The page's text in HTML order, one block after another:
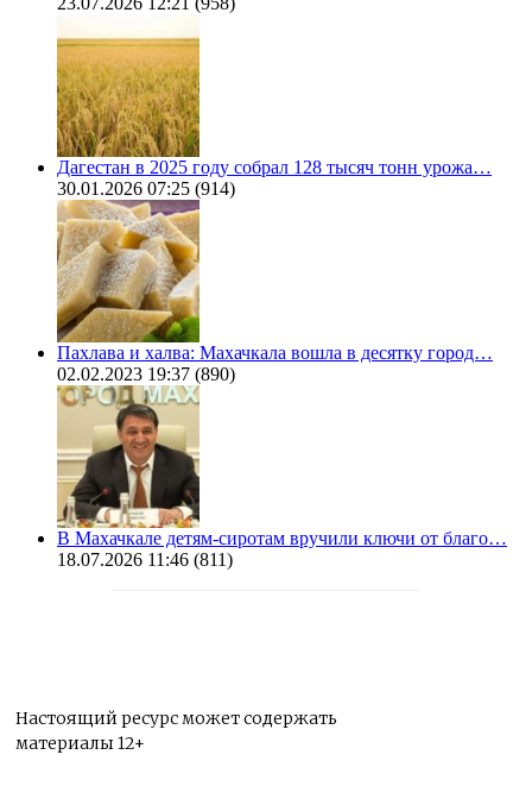
Дагестан в 2025 году собрал 128 тысяч тонн урожа…
30.01.2026 07:25 (914)
Пахлава и халва: Махачкала вошла в десятку город…
02.02.2023 19:37 (890)
В Махачкале детям-сиротам вручили ключи от благо…
18.07.2026 11:46 (811)
Настоящий ресурс может содержать
материалы 12+